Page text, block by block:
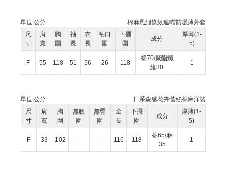
棉麻風細條紋連帽防曬薄外套
單位:公分
尺
寸
肩
寬
胸
圍
袖
長
衣
長
袖口
圍
下擺
圍
成分
厚薄(1-
5)
F 55 118 51 56 26 118
棉70/聚酯纖
維30
1
日系森感花卉蕾絲棉麻洋裝
單位:公分
尺
寸
肩
寬
胸
圍
無腰
圍
無臀
圍
全
長
下擺
圍
成分
厚薄(1-
5)
F 33 102 - - 116 118
棉65/麻
35
1